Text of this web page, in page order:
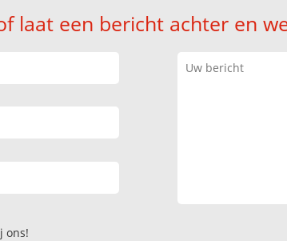
laat een bericht achter en
ons!